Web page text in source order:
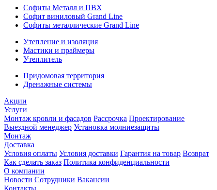
Софиты Металл и ПВХ
Софит виниловый Grand Line
Софиты металлические Grand Line
Утепление и изоляция
Мастики и праймеры
Утеплитель
Придомовая территория
Дренажные системы
Акции
Услуги
Монтаж кровли и фасадов Рассрочка Проектирование
Выездной менеджер Установка молниезащиты
Монтаж
Доставка
Условия оплаты Условия доставки Гарантия на товар Возврат
Как сделать заказ Политика конфиденциальности
О компании
Новости Сотрудники Вакансии
Контакты